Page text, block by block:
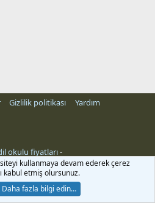
Gizlilik politikası
Yardım
okulu fiyatları-
kullanmaya devam ederek çerez
kabul etmiş olursunuz.
Daha fazla bilgi edin…